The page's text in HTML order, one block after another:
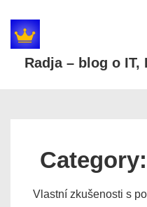
Skip
Radja – blog o IT,
Category:
Vlastní zkušenosti s